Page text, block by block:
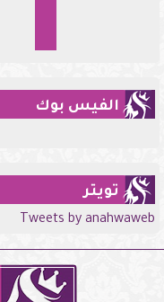
الفيس بوك
تويتر
Tweets by anahwaweb